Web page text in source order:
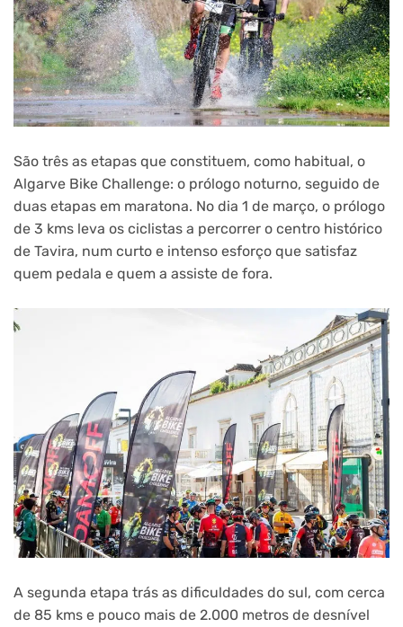
São três as etapas que constituem, como habitual, o
Algarve Bike Challenge: o prólogo noturno, seguido de
duas etapas em maratona. No dia 1 de março, o prólogo
de 3 kms leva os ciclistas a percorrer o centro histórico
de Tavira, num curto e intenso esforço que satisfaz
quem pedala e quem a assiste de fora.
A segunda etapa trás as dificuldades do sul, com cerca
de 85 kms e pouco mais de 2.000 metros de desnível